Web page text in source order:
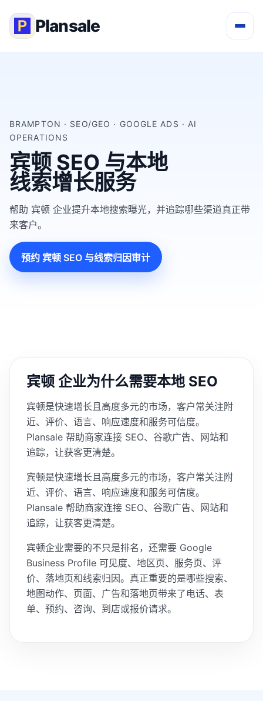
Plansale
BRAMPTON · SEO/GEO · GOOGLE ADS · AI
OPERATIONS
宾顿 SEO 与本地
线索增长服务
帮助 宾顿 企业提升本地搜索曝光，并追踪哪些渠道真正带
来客户。
预约 宾顿 SEO 与线索归因审计
宾顿 企业为什么需要本地 SEO
宾顿是快速增长且高度多元的市场，客户常关注附
近、评价、语言、响应速度和服务可信度。
Plansale 帮助商家连接 SEO、谷歌广告、网站和
追踪，让获客更清楚。
宾顿是快速增长且高度多元的市场，客户常关注附
近、评价、语言、响应速度和服务可信度。
Plansale 帮助商家连接 SEO、谷歌广告、网站和
追踪，让获客更清楚。
宾顿企业需要的不只是排名，还需要 Google
Business Profile 可见度、地区页、服务页、评
价、落地页和线索归因。真正重要的是哪些搜索、
地图动作、页面、广告和落地页带来了电话、表
单、预约、咨询、到店或报价请求。